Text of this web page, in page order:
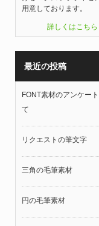
用意しております。
詳しくはこちら
最近の投稿
FONT素材のアンケー
て
リクエストの筆文字
三角の毛筆素材
円の毛筆素材